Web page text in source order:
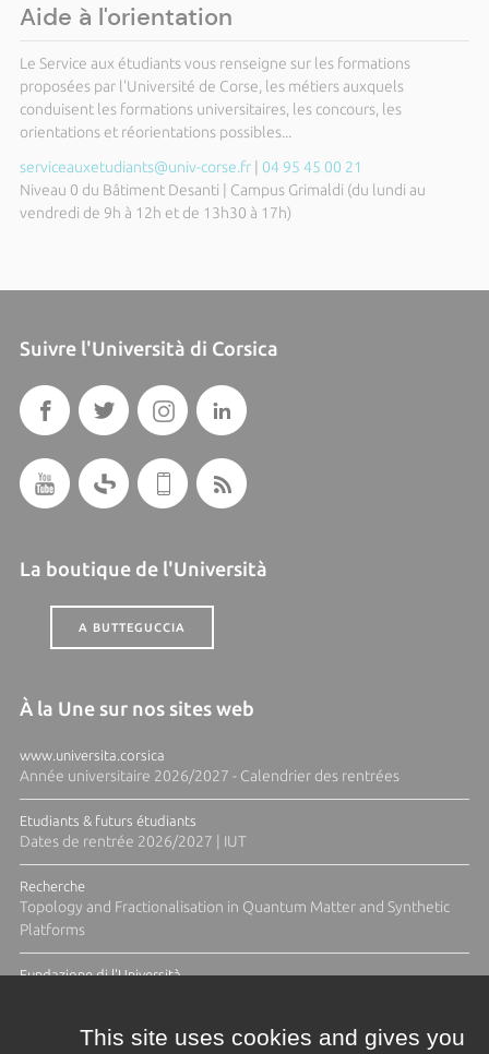
Aide à l'orientation
Le Service aux étudiants vous renseigne sur les formations
proposées par l'Université de Corse, les métiers auxquels
conduisent les formations universitaires, les concours, les
orientations et réorientations possibles...
serviceauxetudiants@univ-corse.fr| 04 95 45 00 21
Niveau 0 du Bâtiment Desanti | Campus Grimaldi (du lundi au
vendredi de 9h à 12h et de 13h30 à 17h)
Suivre l'Università di Corsica
La boutique de l'Università
A BUTTEGUCCIA
À la Une sur nos sites web
www.universita.corsica
Année universitaire 2026/2027 - Calendrier des rentrées
Etudiants & futurs étudiants
Dates de rentrée 2026/2027 | IUT
Recherche
Topology and Fractionalisation in Quantum Matter and Synthetic
Platforms
Fundazione di l'Università
This site uses cookies and gives you